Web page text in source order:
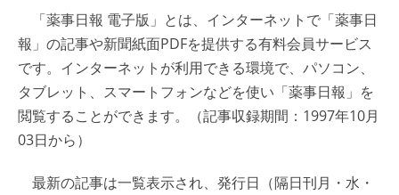
「薬事日報 電子版」とは、インターネットで「薬事日
報」の記事や新聞紙面PDFを提供する有料会員サービス
です。インターネットが利用できる環境で、パソコン、
タブレット、スマートフォンなどを使い「薬事日報」を
閲覧することができます。（記事収録期間：1997年10月
03日から）
最新の記事は一覧表示され、発行日（隔日刊月・水・